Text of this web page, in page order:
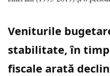
Veniturile
stabilitate, în
fiscale arată declin